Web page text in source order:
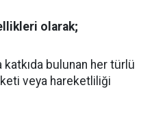
olarak;
katkıda bulunan her türlü
veya hareketliliği